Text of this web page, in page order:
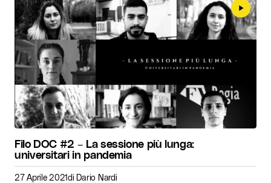
Filo DOC #2 – La sessione più lunga:
universitari in pandemia
27 Aprile 2021di Dario Nardi